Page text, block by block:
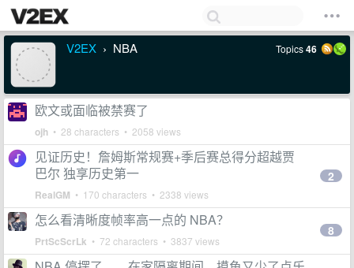
V2EX › NBA Topics46
欧文或面临被禁赛了
ojh • 28 characters • 2058 views
见证历史！詹姆斯常规赛+季后赛总得分超越贾
巴尔 独享历史第一
RealGM • 170 characters • 2338 views
2
怎么看清晰度帧率高一点的 NBA？
PrtScScrLk • 72 characters • 3837 views
8